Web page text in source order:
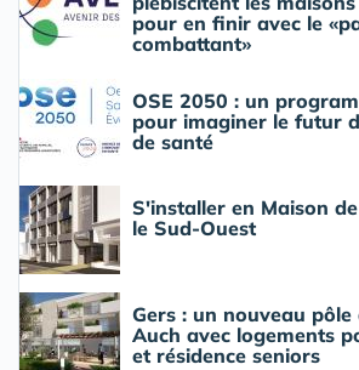
pour en finir avec le
combattant»
OSE 2050 : un
pour imaginer le futur
de santé
S'installer en Maison
le Sud-Ouest
Gers : un nouveau pôle
Auch avec logements
et résidence seniors